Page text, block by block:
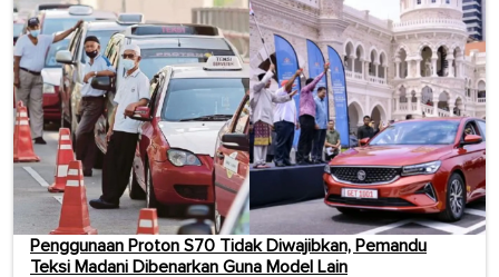
Penggunaan Proton S70 Tidak Diwajibkan, Pemandu
Teksi Madani Dibenarkan Guna Model Lain